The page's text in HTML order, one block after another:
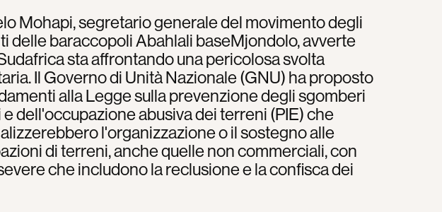
Mohapi, segretario generale del movimento degli
delle baraccopoli Abahlali baseMjondolo, avverte
sta affrontando una pericolosa svolta
Il Governo di Unità Nazionale (GNU) ha proposto
alla Legge sulla prevenzione degli sgomberi
e dell'occupazione abusiva dei terreni (PIE) che
l'organizzazione o il sostegno alle
di terreni, anche quelle non commerciali, con
che includono la reclusione e la confisca dei